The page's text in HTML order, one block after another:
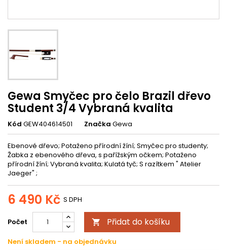
Gewa Smyčec pro čelo Brazil dřevo
Student 3/4 Vybraná kvalita
Kód GEW404614501 Značka Gewa
Ebenové dřevo; Potaženo přírodní žíní; Smyčec pro studenty;
Žabka z ebenového dřeva, s pařížským očkem; Potaženo
přírodní žíní; Vybraná kvalita; Kulatá tyč; S razítkem " Atelier
Jaeger" ;
6 490 Kč S DPH
Počet  Přidat do košíku
Není skladem - na objednávku